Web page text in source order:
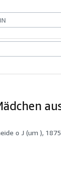
o J (um ), 1875